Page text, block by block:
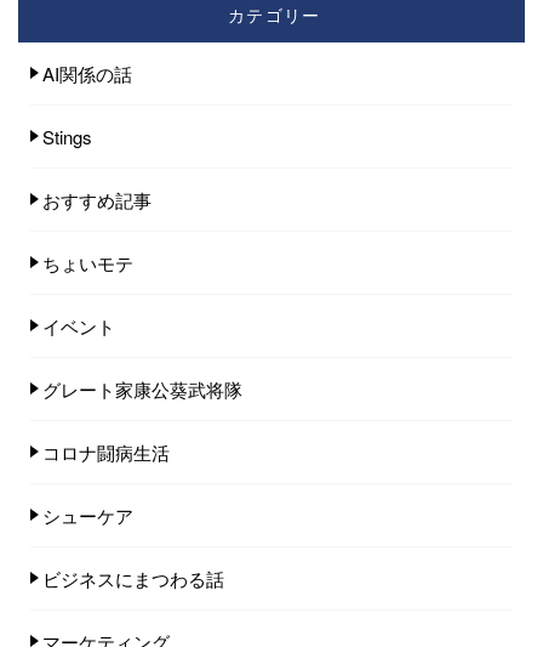
カテゴリー
AI関係の話
Stings
おすすめ記事
ちょいモテ
イベント
グレート家康公葵武将隊
コロナ闘病生活
シューケア
ビジネスにまつわる話
マーケティング